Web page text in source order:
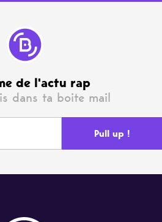
de l'actu rap
dans ta boite mail